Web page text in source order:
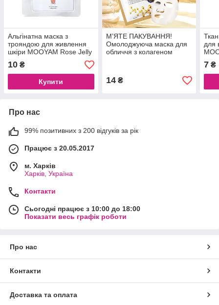
Альгінатна маска з
трояндою для живлення
шкіри MOOYAM Rose Jelly
Mask, 100 g
10 ₴
Купити
М’ЯТЕ ПАКУВАННЯ!
Омолоджуюча маска для
обличчя з колагеном
14₴
для
7 ₴
Про нас
99% позитивних з 200 відгуків за рік
Працює з 20.05.2017
м. Харків
Харків, Україна
Контакти
Сьогодні працює з 10:00 до 18:00
Показати весь графік роботи
Про нас
Контакти
Доставка та оплата